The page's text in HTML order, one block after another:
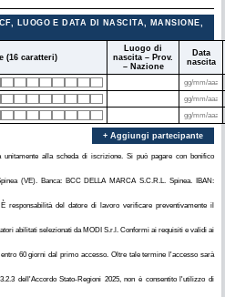
LUOGO E DATA DI NASCITA, MANSIONE,
(16 caratteri)
Luogo di
nascita – Prov.
– Nazione
Data
nascita
+ Aggiungi partecipante
unitamente alla scheda di iscrizione. Si può pagare con bonifico
(VE). Banca: BCC DELLA MARCA S.C.R.L. Spinea. IBAN:
responsabilità del datore di lavoro verificare preventivamente il
abilitati selezionati da MODI S.r.l. Conformi ai requisiti e validi ai
60 giorni dal primo accesso. Oltre tale termine l'accesso sarà
dell'Accordo Stato‑Regioni 2025, non è consentito l'utilizzo di